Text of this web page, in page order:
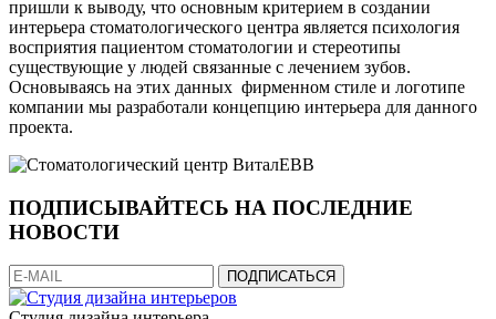
пришли к выводу, что основным критерием в создании
интерьера стоматологического центра является психология
восприятия пациентом стоматологии и стереотипы
существующие у людей связанные с лечением зубов.
Основываясь на этих данных фирменном стиле и логотипе
компании мы разработали концепцию интерьера для данного
проекта.
ПОДПИСЫВАЙТЕСЬ НА ПОСЛЕДНИЕ
НОВОСТИ